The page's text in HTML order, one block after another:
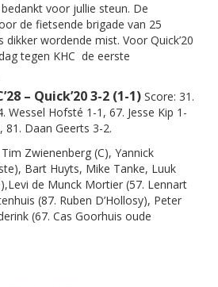
voor jullie steun. De
de fietsende brigade van 25
wordende mist. Voor Quick’20
tegen KHC de eerste
– Quick’20 3-2 (1-1) Score: 31.
Wessel Hofsté 1-1, 67. Jesse Kip 1-
81. Daan Geerts 3-2.
Zwienenberg (C), Yannick
Bart Huyts, Mike Tanke, Luuk
de Munck Mortier (57. Lennart
(87. Ruben D’Hollosy), Peter
(67. Cas Goorhuis oude